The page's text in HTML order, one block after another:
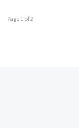
Page 1 of 2